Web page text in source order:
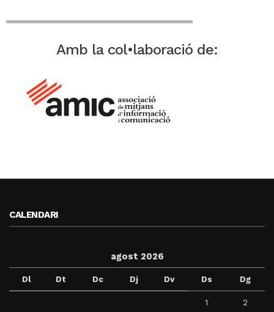
Amb la col•laboració de:
CALENDARI
agost 2026
Dl Dt Dc Dj Dv Ds Dg
1 2